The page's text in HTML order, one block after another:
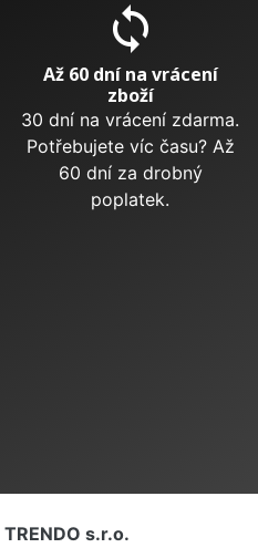
sync
Až 60 dní na vrácení
zboží
30 dní na vrácení zdarma.
Potřebujete víc času? Až
60 dní za drobný
poplatek.
TRENDO s.r.o.